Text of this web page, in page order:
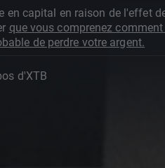
en capital en raison de l'effet
que vous comprenez
de perdre votre argent.
d'XTB